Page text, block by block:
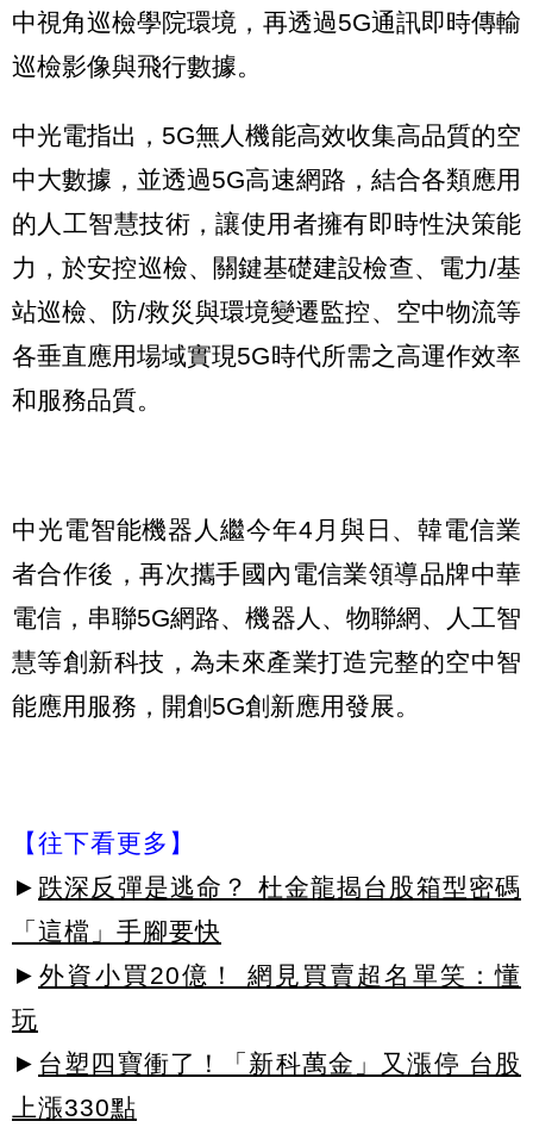
中視角巡檢學院環境，再透過5G通訊即時傳輸
巡檢影像與飛行數據。
中光電指出，5G無人機能高效收集高品質的空
中大數據，並透過5G高速網路，結合各類應用
的人工智慧技術，讓使用者擁有即時性決策能
力，於安控巡檢、關鍵基礎建設檢查、電力/基
站巡檢、防/救災與環境變遷監控、空中物流等
各垂直應用場域實現5G時代所需之高運作效率
和服務品質。
中光電智能機器人繼今年4月與日、韓電信業
者合作後，再次攜手國內電信業領導品牌中華
電信，串聯5G網路、機器人、物聯網、人工智
慧等創新科技，為未來產業打造完整的空中智
能應用服務，開創5G創新應用發展。
【往下看更多】
► 跌深反彈是逃命？ 杜金龍揭台股箱型密碼
「這檔」手腳要快
► 外資小買20億！ 網見買賣超名單笑：懂
玩
► 台塑四寶衝了！「新科萬金」又漲停 台股
上漲330點